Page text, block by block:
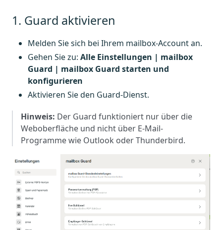
1. Guard aktivieren
Melden Sie sich bei Ihrem mailbox-Account an.
Gehen Sie zu: Alle Einstellungen | mailbox
Guard | mailbox Guard starten und
konfigurieren
Aktivieren Sie den Guard-Dienst.
Hinweis: Der Guard funktioniert nur über die
Weboberfläche und nicht über E-Mail-
Programme wie Outlook oder Thunderbird.